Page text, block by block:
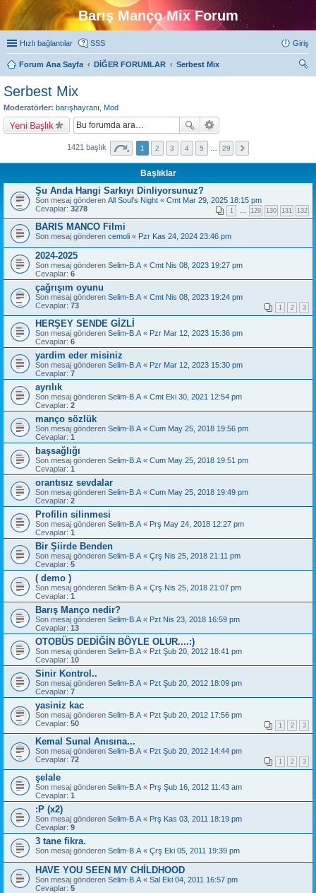
Barış Manço Mix Forum
Hızlı bağlantılar SSS Giriş
Forum Ana Sayfa DİĞER FORUMLAR
Serbest Mix
Serbest Mix
Moderatörler: barışhayranı Mod
Yeni Başlık
1421 başlık 1 2 3 4 5 29
Başlıklar
Şu Anda Hangi Sarkıyı Dinliyorsunuz?
Son mesaj gönderen All Soul's Night « Cmt Mar 29, 2025 18:15 pm
Cevaplar: 3278 1 129 130 131 132
BARIS MANCO Filmi
Son mesaj gönderen cemoli « Pzr Kas 24, 2024 23:46 pm
2024-2025
Son mesaj gönderen Selim-B.A « Cmt Nis 08, 2023 19:27 pm
Cevaplar: 6
çağrışım oyunu
Son mesaj gönderen Selim-B.A « Cmt Nis 08, 2023 19:24 pm
Cevaplar: 73 1 2 3
HERŞEY SENDE GİZLİ
Son mesaj gönderen Selim-B.A « Pzr Mar 12, 2023 15:36 pm
Cevaplar: 6
yardim eder misiniz
Son mesaj gönderen Selim-B.A « Pzr Mar 12, 2023 15:30 pm
Cevaplar: 7
ayrılık
Son mesaj gönderen Selim-B.A « Cmt Eki 30, 2021 12:54 pm
Cevaplar: 2
manço sözlük
Son mesaj gönderen Selim-B.A « Cum May 25, 2018 19:56 pm
Cevaplar: 1
başsağlığı
Son mesaj gönderen Selim-B.A « Cum May 25, 2018 19:51 pm
Cevaplar: 1
orantısız sevdalar
Son mesaj gönderen Selim-B.A « Cum May 25, 2018 19:49 pm
Cevaplar: 2
Profilin silinmesi
Son mesaj gönderen Selim-B.A « Prş May 24, 2018 12:27 pm
Cevaplar: 1
Bir Şiirde Benden
Son mesaj gönderen Selim-B.A « Çrş Nis 25, 2018 21:11 pm
Cevaplar: 5
( demo )
Son mesaj gönderen Selim-B.A « Çrş Nis 25, 2018 21:07 pm
Cevaplar: 1
Barış Manço nedir?
Son mesaj gönderen Selim-B.A « Pzt Nis 23, 2018 16:59 pm
Cevaplar: 13
OTOBÜS DEDİĞİN BÖYLE OLUR....:)
Son mesaj gönderen Selim-B.A « Pzt Şub 20, 2012 18:41 pm
Cevaplar: 10
Sinir Kontrol..
Son mesaj gönderen Selim-B.A « Pzt Şub 20, 2012 18:09 pm
Cevaplar: 7
yasiniz kac
Son mesaj gönderen Selim-B.A « Pzt Şub 20, 2012 17:56 pm
Cevaplar: 50 1 2 3
Kemal Sunal Anısına...
Son mesaj gönderen Selim-B.A « Pzt Şub 20, 2012 14:44 pm
Cevaplar: 72 1 2 3
şelale
Son mesaj gönderen Selim-B.A « Prş Şub 16, 2012 11:43 am
Cevaplar: 1
:P (x2)
Son mesaj gönderen Selim-B.A « Prş Kas 03, 2011 18:19 pm
Cevaplar: 9
3 tane fikra.
Son mesaj gönderen Selim-B.A « Çrş Eki 05, 2011 19:39 pm
HAVE YOU SEEN MY CHİLDHOOD
Son mesaj gönderen Selim-B.A « Sal Eki 04, 2011 16:57 pm
Cevaplar: 5